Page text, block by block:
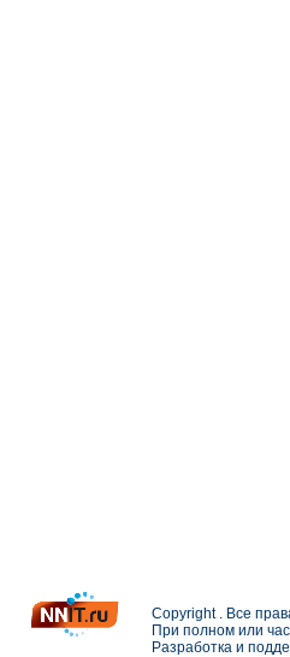
Copyright . Все
При полном или
Разработка и